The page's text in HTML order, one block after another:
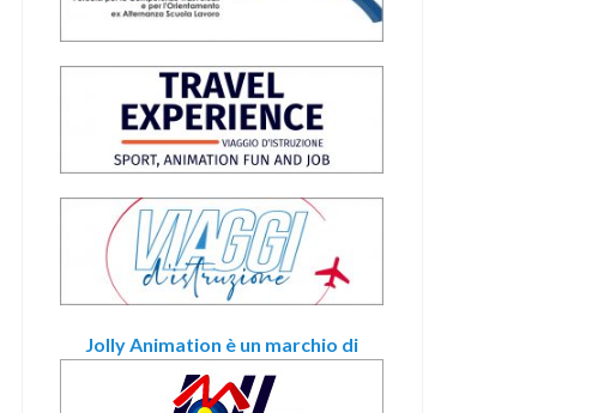
Jolly Animation è un marchio di